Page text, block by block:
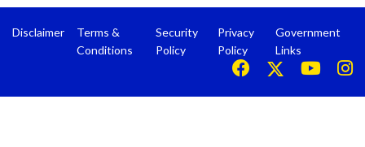
Disclaimer
Terms &
Conditions
Security
Policy
Privacy
Policy
Government
Links